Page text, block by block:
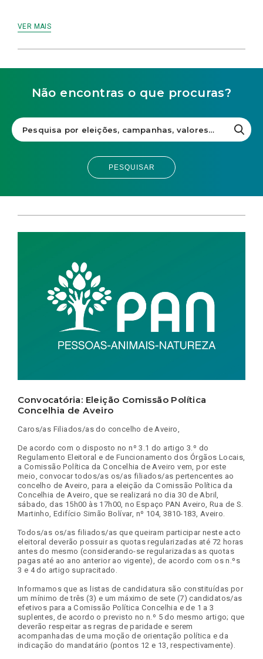
VER MAIS
Não encontras o que procuras?
PESQUISAR
Convocatória: Eleição Comissão Política
Concelhia de Aveiro
Caros/as Filiados/as do concelho de Aveiro,
De acordo com o disposto no nº 3.1 do artigo 3.º do
Regulamento Eleitoral e de Funcionamento dos Órgãos Locais,
a Comissão Política da Concelhia de Aveiro vem, por este
meio, convocar todos/as os/as filiados/as pertencentes ao
concelho de Aveiro, para a eleição da Comissão Política da
Concelhia de Aveiro, que se realizará no dia 30 de Abril,
sábado, das 15h00 às 17h00, no Espaço PAN Aveiro, Rua de S.
Martinho, Edifício Simão Bolívar, nº 104, 3810-183, Aveiro.
Todos/as os/as filiados/as que queiram participar neste acto
eleitoral deverão possuir as quotas regularizadas até 72 horas
antes do mesmo (considerando-se regularizadas as quotas
pagas até ao ano anterior ao vigente), de acordo com os n.ºs
3 e 4 do artigo supracitado.
Informamos que as listas de candidatura são constituídas por
um mínimo de três (3) e um máximo de sete (7) candidatos/as
efetivos para a Comissão Política Concelhia e de 1 a 3
suplentes, de acordo o previsto no n.º 5 do mesmo artigo; que
deverão respeitar as regras de paridade e serem
acompanhadas de uma moção de orientação política e da
indicação do mandatário (pontos 12 e 13, respectivamente).